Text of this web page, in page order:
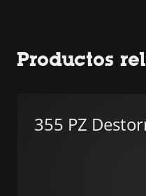
Productos
355 PZ